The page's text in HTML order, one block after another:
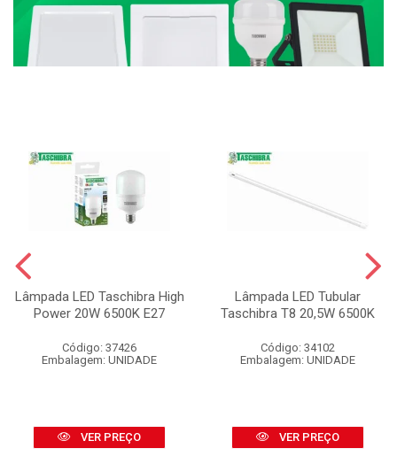
Lâmpada LED Taschibra High
Power 20W 6500K E27
Código: 37426
Embalagem: UNIDADE
VER PREÇO
Lâmpada LED Tubular
Taschibra T8 20,5W 6500K
Código: 34102
Embalagem: UNIDADE
VER PREÇO